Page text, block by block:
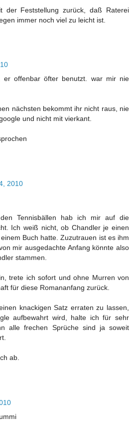
der Feststellung zurück, daß Raterei
immer noch viel zu leicht ist.
er offenbar öfter benutzt. war mir nie
nächsten bekommt ihr nicht raus, nie
und nicht mit vierkant.
2010
Tennisbällen hab ich mir auf die
Ich weiß nicht, ob Chandler je einen
Buch hatte. Zuzutrauen ist es ihm
mir ausgedachte Anfang könnte also
stammen.
trete ich sofort und ohne Murren von
für diese Romananfang zurück.
knackigen Satz erraten zu lassen,
aufbewahrt wird, halte ich für sehr
alle frechen Sprüche sind ja soweit
ab.